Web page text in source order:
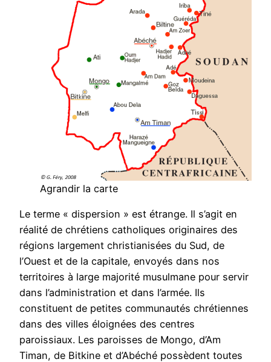
Agrandir la carte
Le terme « dispersion » est étrange. Il s’agit en
réalité de chrétiens catholiques originaires des
régions largement christianisées du Sud, de
l’Ouest et de la capitale, envoyés dans nos
territoires à large majorité musulmane pour servir
dans l’administration et dans l’armée. Ils
constituent de petites communautés chrétiennes
dans des villes éloignées des centres
paroissiaux. Les paroisses de Mongo, d’Am
Timan, de Bitkine et d’Abéché possèdent toutes